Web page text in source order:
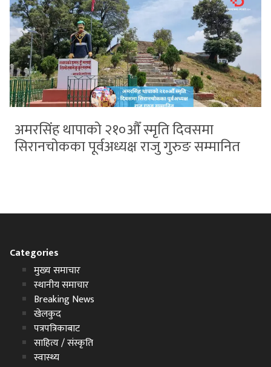
अमरसिंह थापाको २१०औँ स्मृति दिवसमा
सिरानचोकका पूर्वअध्यक्ष राजु गुरुङ सम्मानित
Categories
मुख्य समाचार
स्थानीय समाचार
Breaking News
खेलकुद
पत्रपत्रिकाबाट
साहित्य / संस्कृति
स्वास्थ्य